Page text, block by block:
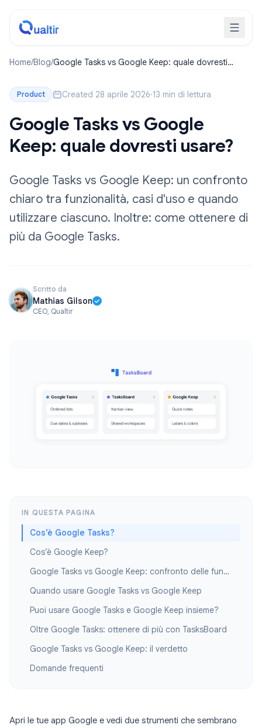
Home/Blog/Google Tasks vs Google Keep: quale dovresti
Product Created 28 aprile 2026·13 min di lettura
Google Tasks vs Google
Keep: quale dovresti usare?
Google Tasks vs Google Keep: un confronto
chiaro tra funzionalità, casi d'uso e quando
utilizzare ciascuno. Inoltre: come ottenere di
più da Google Tasks.
Scritto da
Mathias Gilson
CEO, Qualtir
IN QUESTA PAGINA
Cos’è Google Tasks?
Cos’è Google Keep?
Google Tasks vs Google Keep: confronto delle funzionalità
Quando usare Google Tasks vs Google Keep
Puoi usare Google Tasks e Google Keep insieme?
Oltre Google Tasks: ottenere di più con TasksBoard
Google Tasks vs Google Keep: il verdetto
Domande frequenti
Apri le tue app Google e vedi due strumenti che sembrano